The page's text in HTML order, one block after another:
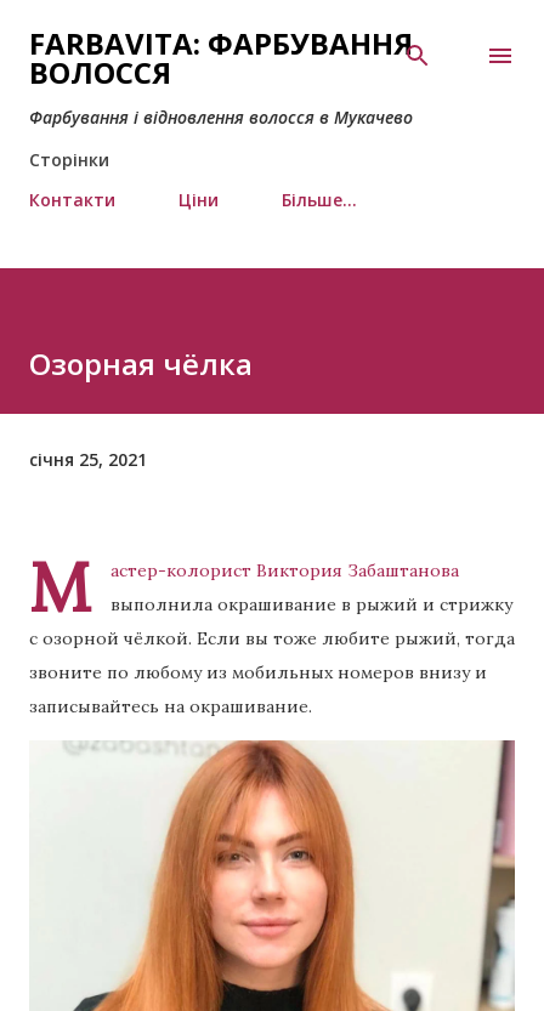
Перейти до основного вмісту
FARBAVITA: ФАРБУВАННЯ
ВОЛОССЯ
Фарбування і відновлення волосся в Мукачево
Сторінки
Контакти
Ціни Більше…
Озорная чёлка
січня 25, 2021
М
астер-колорист Виктория Забаштанова
выполнила окрашивание в рыжий и стрижку
с озорной чёлкой. Если вы тоже любите рыжий, тогда
звоните по любому из мобильных номеров внизу и
записывайтесь на окрашивание.